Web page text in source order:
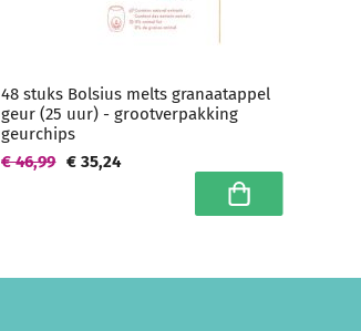
48 stuks Bolsius melts granaatappel
geur (25 uur) - grootverpakking
geurchips
€ 35,24
€ 46,99
In winkelwagen